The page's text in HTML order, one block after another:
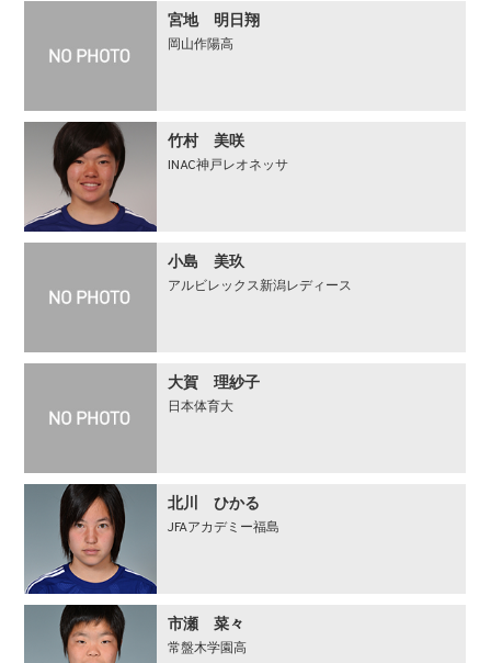
宮地 明日翔
岡山作陽高
竹村 美咲
INAC神戸レオネッサ
小島 美玖
アルビレックス新潟レディース
大賀 理紗子
日本体育大
北川 ひかる
JFAアカデミー福島
市瀬 菜々
常盤木学園高